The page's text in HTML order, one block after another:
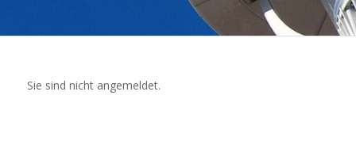
Sie sind nicht angemeldet.